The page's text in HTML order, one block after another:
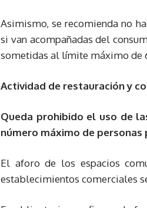
Asimismo, se recomienda no
si van acompañadas del
sometidas al límite máximo de
Actividad de restauración y
Queda prohibido el uso de
número máximo de personas
El aforo de los espacios
establecimientos comerciales